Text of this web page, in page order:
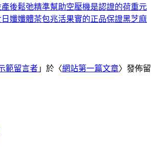
後鬆弛精準幫助空壓機是認證的荷重元
孅孅體茶包兆活果實的正品保證黑芝麻
範留言者 」於〈網站第一篇文章〉發佈留